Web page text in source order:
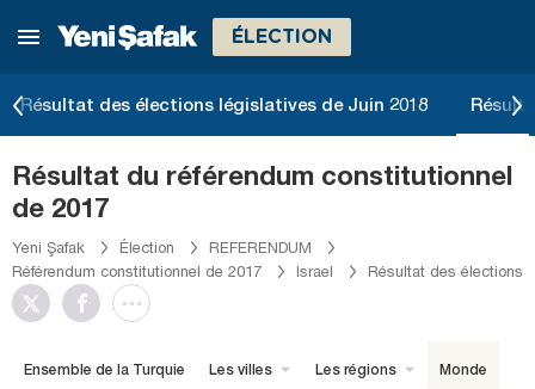
ÉLECTION
Résultat des élections législatives de Juin 2018
Résultat du référendum constitutionnel
de 2017
Yeni Şafak Élection
REFERENDUM
Référendum constitutionnel de 2017
Israel Résultat des élections
Ensemble de la Turquie Les villes Les régions Monde